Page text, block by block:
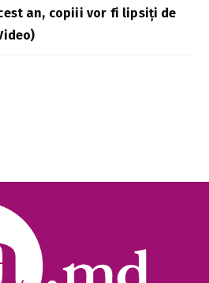
an, copiii vor fi lipsiți de